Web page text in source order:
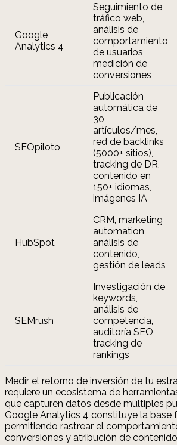
Google
Analytics 4
Seguimiento de
tráfico web,
análisis de
comportamiento
de usuarios,
medición de
conversiones
SEOpiloto
Publicación
automática de
30
artículos/mes,
red de backlinks
(5000+ sitios),
tracking de DR,
contenido en
150+ idiomas,
imágenes IA
HubSpot
CRM, marketing
automation,
análisis de
contenido,
gestión de leads
SEMrush
Investigación de
keywords,
análisis de
competencia,
auditoría SEO,
tracking de
rankings
Medir el retorno de inversión de tu
requiere un ecosistema de
que capturen datos desde múltiples
Google Analytics 4 constituye la base
permitiendo rastrear el
conversiones y atribución de